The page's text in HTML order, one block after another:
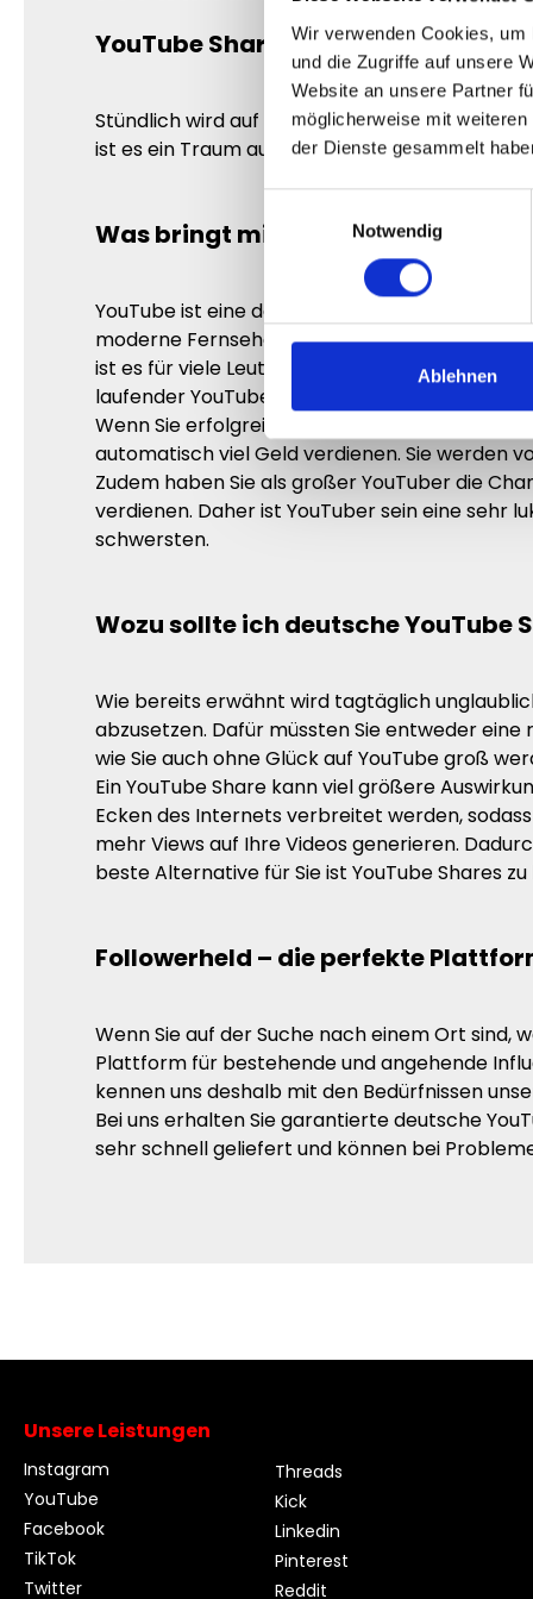
Wir verwenden Cookies,
und die Zugriffe auf unsere
Website an unsere Partner
möglicherweise mit
der Dienste gesammelt
Notwendig
Ablehnen
YouTube Shares kaufen – Einfach
Stündlich wird auf YouTube mehrere
ist es ein Traum aus dieser Masse an Video
Was bringt mir Erfolg auf YouTube?
YouTube ist eine der größten Social Media
moderne Fernsehen, weshalb viele YouTube
ist es für viele Leute sehr erstrebenswert
laufender YouTube Kanal Ihr Leben verändern
Wenn Sie erfolgreich auf YouTube sind und
automatisch viel Geld verdienen. Sie werden
Zudem haben Sie als großer YouTuber die
verdienen. Daher ist YouTuber sein eine sehr
schwersten.
Wozu sollte ich deutsche YouTube
Wie bereits erwähnt wird tagtäglich
abzusetzen. Dafür müssten Sie entweder
wie Sie auch ohne Glück auf YouTube groß
Ein YouTube Share kann viel größere
Ecken des Internets verbreitet werden,
mehr Views auf Ihre Videos generieren.
beste Alternative für Sie ist YouTube Shares
Followerheld – die perfekte
Wenn Sie auf der Suche nach einem Ort sind,
Plattform für bestehende und angehende
kennen uns deshalb mit den Bedürfnissen
Bei uns erhalten Sie garantierte deutsche
sehr schnell geliefert und können bei
Unsere Leistungen
Instagram
YouTube
Facebook
TikTok
Twitter
Threads
Kick
Linkedin
Pinterest
Reddit